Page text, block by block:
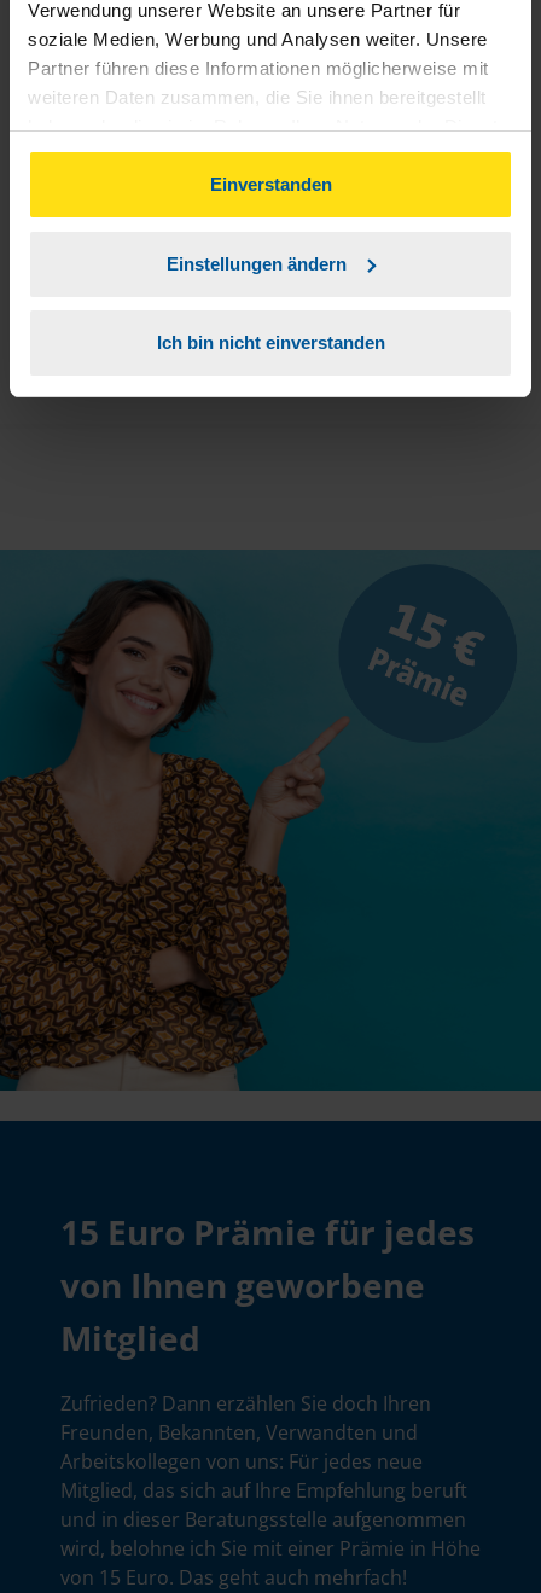
Verwendung unserer Website an unsere Partner für
soziale Medien, Werbung und Analysen weiter. Unsere
Partner führen diese Informationen möglicherweise mit
weiteren Daten zusammen, die Sie ihnen bereitgestellt
haben oder die sie im Rahmen Ihrer Nutzung der Dienste
gesammelt haben. Indem Sie auf Einverstanden klicken,
können Sie der Verwendung von Cookies, gemäß
unserer➔ Datenschutzrichtliniezustimmen.
Einverstanden
Einstellungen ändern
Ich bin nicht einverstanden
1
Sie teilen mir mit, dass Sie MeineVLH nutzen
wollen.
2 Sie bekommen eine E-Mail mit Ihren Zugangsdaten
und einem Aktivierungslink.
3 Sie erhalten von mir Ihr Einmal-Passwort.
15 Euro Prämie für jedes
von Ihnen geworbene
Mitglied
Zufrieden? Dann erzählen Sie doch Ihren
Freunden, Bekannten, Verwandten und
Arbeitskollegen von uns: Für jedes neue
Mitglied, das sich auf Ihre Empfehlung beruft
und in dieser Beratungsstelle aufgenommen
wird, belohne ich Sie mit einer Prämie in Höhe
von 15 Euro. Das geht auch mehrfach!